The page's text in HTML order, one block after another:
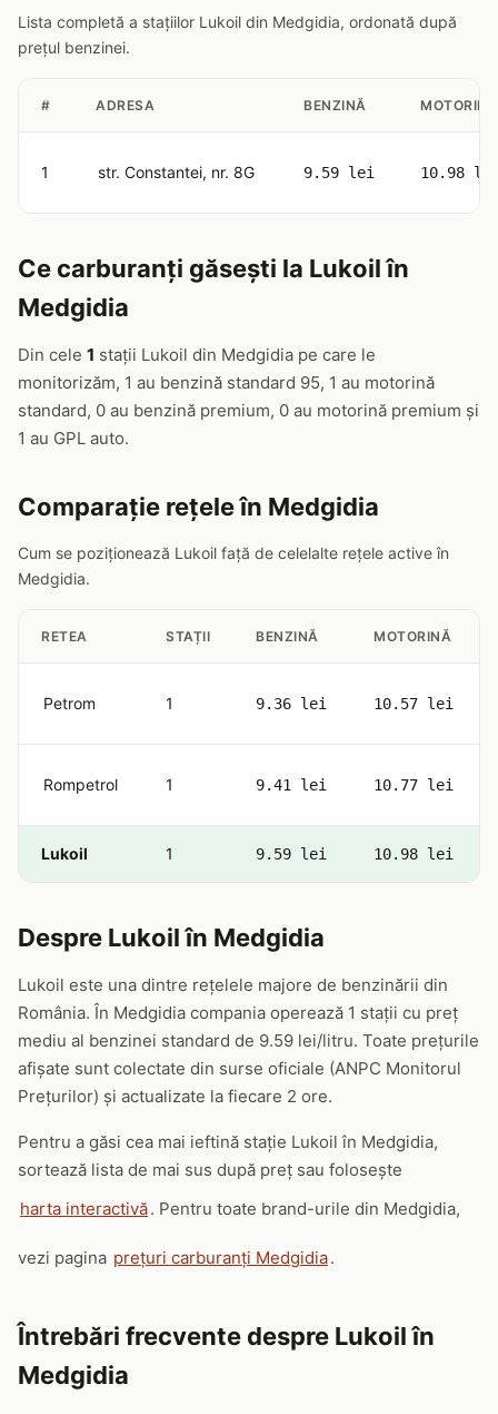
Lista completă a stațiilor Lukoil din Medgidia, ordonată după
prețul benzinei.
# ADRESA BENZINĂ MOTORINĂ
1 str. Constantei, nr. 8G 9.59 lei 10.98
Ce carburanți găsești la Lukoil în
Medgidia
Din cele 1 stații Lukoil din Medgidia pe care le
monitorizăm, 1 au benzină standard 95, 1 au motorină
standard, 0 au benzină premium, 0 au motorină premium și
1 au GPL auto.
Comparație rețele în Medgidia
Cum se poziționează Lukoil față de celelalte rețele active în
Medgidia.
RETEA STAȚII BENZINĂ MOTORINĂ
Petrom 1 9.36 lei 10.57 lei
Rompetrol 1 9.41 lei 10.77 lei
Lukoil 1 9.59 lei 10.98 lei
Despre Lukoil în Medgidia
Lukoil este una dintre rețelele majore de benzinării din
România. În Medgidia compania operează 1 stații cu preț
mediu al benzinei standard de 9.59 lei/litru. Toate prețurile
afișate sunt colectate din surse oficiale (ANPC Monitorul
Prețurilor) și actualizate la fiecare 2 ore.
Pentru a găsi cea mai ieftină stație Lukoil în Medgidia,
sortează lista de mai sus după preț sau folosește
harta interactivă. Pentru toate brand-urile din Medgidia,
vezi pagina prețuri carburanți Medgidia.
Întrebări frecvente despre Lukoil în
Medgidia